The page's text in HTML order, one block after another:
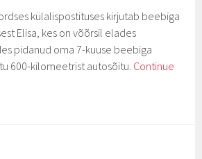
külalispostituses kirjutab beebiga
Elisa, kes on võõrsil elades
pidanud oma 7-kuuse beebiga
600-kilomeetrist autosõitu. Continue